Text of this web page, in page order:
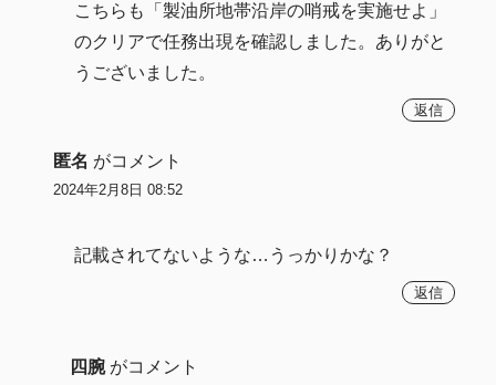
こちらも「製油所地帯沿岸の哨戒を実施せよ」
のクリアで任務出現を確認しました。ありがと
うございました。
返信
匿名 がコメント
2024年2月8日 08:52
記載されてないような…うっかりかな？
返信
四腕 がコメント